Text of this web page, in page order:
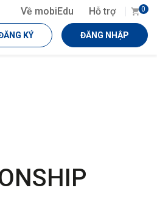
Về mobiEdu Hỗ trợ 0
KÝ ĐĂNG NHẬP